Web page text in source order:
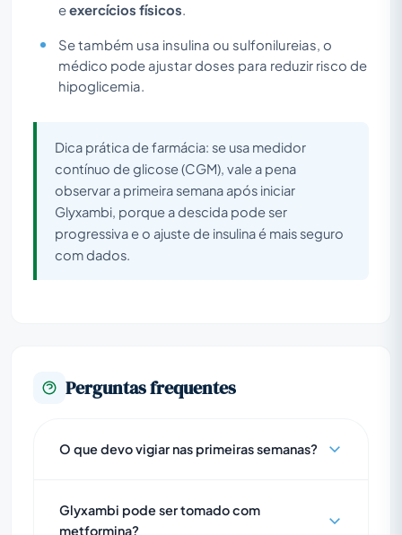
eexercícios físicos
Se também usa insulina ou sulfonilureias, o
médico pode ajustar doses para reduzir risco de
hipoglicemia.
Dica prática de farmácia: se usa medidor
contínuo de glicose (CGM), vale a pena
observar a primeira semana após iniciar
Glyxambi, porque a descida pode ser
progressiva e o ajuste de insulina é mais seguro
com dados.
Perguntas frequentes
O que devo vigiar nas primeiras semanas?
Glyxambi pode ser tomado com
metformina?